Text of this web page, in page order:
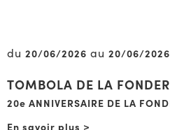
du 20/06/2026 au 20/06/2026
TOMBOLA DE LA
20e ANNIVERSAIRE DE LA
En savoir plus >